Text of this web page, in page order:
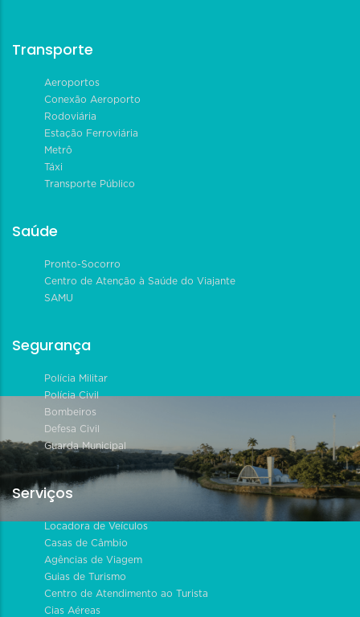
Transporte
Aeroportos
Conexão Aeroporto
Rodoviária
Estação Ferroviária
Metrô
Táxi
Transporte Público
Saúde
Pronto-Socorro
Centro de Atenção à Saúde do Viajante
SAMU
Segurança
Polícia Militar
Polícia Civil
Bombeiros
Defesa Civil
Guarda Municipal
Serviços
Locadora de Veículos
Casas de Câmbio
Agências de Viagem
Guias de Turismo
Centro de Atendimento ao Turista
Cias Aéreas